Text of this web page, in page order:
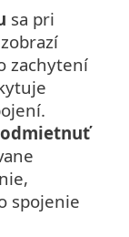
sa pri
zachytení
odmietnuť
spojenie